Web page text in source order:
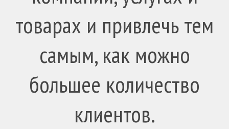
товарах и привлечь тем
самым, как можно
большее количество
клиентов.